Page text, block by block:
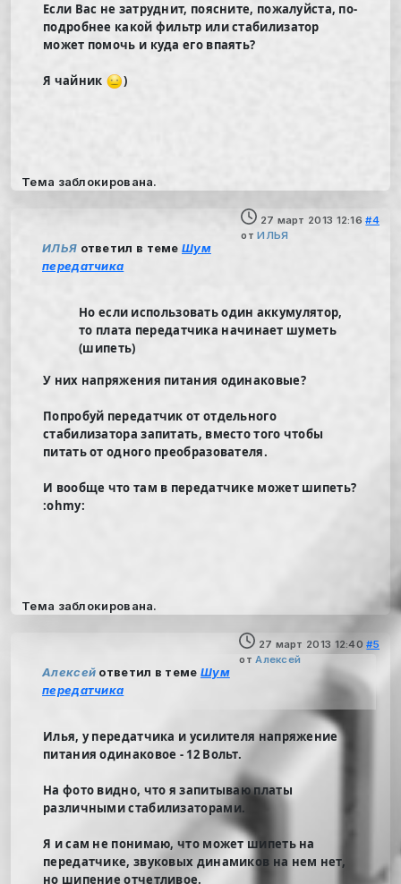
Если Вас не затруднит, поясните, пожалуйста, по-
подробнее какой фильтр или стабилизатор
может помочь и куда его впаять?
Я чайник )
Тема заблокирована.
27 март 2013 12:16 #4
отИЛЬЯ
ИЛЬЯ ответил в темеШум
передатчика
Но если использовать один аккумулятор,
то плата передатчика начинает шуметь
(шипеть)
У них напряжения питания одинаковые?
Попробуй передатчик от отдельного
стабилизатора запитать, вместо того чтобы
питать от одного преобразователя.
И вообще что там в передатчике может шипеть?
:ohmy:
Тема заблокирована.
27 март 2013 12:40 #5
от Алексей
Алексей ответил в теме Шум
передатчика
Илья, у передатчика и усилителя напряжение
питания одинаковое - 12 Вольт.
На фото видно, что я запитываю платы
различными стабилизаторами.
Я и сам не понимаю, что может шипеть на
передатчике, звуковых динамиков на нем нет,
но шипение отчетливое.